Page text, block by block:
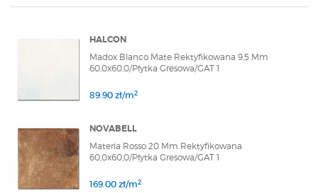
HALCON
Madox Blanco Mate Rektyfikowana 9,5 Mm
60,0x60,0/Płytka Gresowa/GAT 1
89.90 zł/m2
NOVABELL
Materia Rosso 20 Mm Rektyfikowana
60,0x60,0/Płytka Gresowa/GAT 1
169.00 zł/m2